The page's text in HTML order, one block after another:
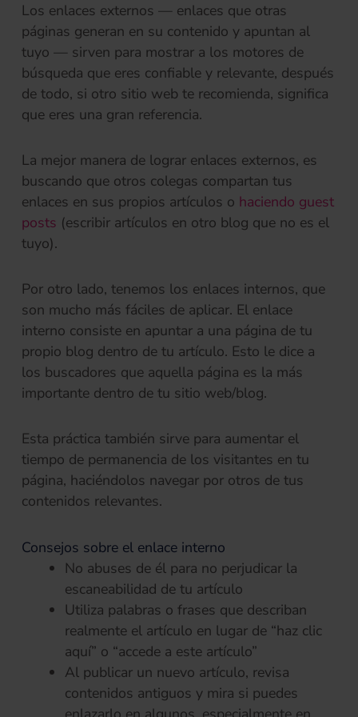
Los enlaces externos — enlaces que otras
páginas generan en su contenido y apuntan al
tuyo — sirven para mostrar a los motores de
búsqueda que eres confiable y relevante, después
de todo, si otro sitio web te recomienda, significa
que eres una gran referencia.
La mejor manera de lograr enlaces externos, es
buscando que otros colegas compartan tus
enlaces en sus propios artículos o haciendo guest
posts (escribir artículos en otro blog que no es el
tuyo).
Por otro lado, tenemos los enlaces internos, que
son mucho más fáciles de aplicar. El enlace
interno consiste en apuntar a una página de tu
propio blog dentro de tu artículo. Esto le dice a
los buscadores que aquella página es la más
importante dentro de tu sitio web/blog.
Esta práctica también sirve para aumentar el
tiempo de permanencia de los visitantes en tu
página, haciéndolos navegar por otros de tus
contenidos relevantes.
Consejos sobre el enlace interno
No abuses de él para no perjudicar la
escaneabilidad de tu artículo
Utiliza palabras o frases que describan
realmente el artículo en lugar de “haz clic
aquí” o “accede a este artículo”
Al publicar un nuevo artículo, revisa
contenidos antiguos y mira si puedes